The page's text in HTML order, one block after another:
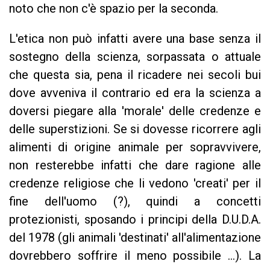
noto che non c'è spazio per la seconda.
L'etica non può infatti avere una base senza il
sostegno della scienza, sorpassata o attuale
che questa sia, pena il ricadere nei secoli bui
dove avveniva il contrario ed era la scienza a
doversi piegare alla 'morale' delle credenze e
delle superstizioni. Se si dovesse ricorrere agli
alimenti di origine animale per sopravvivere,
non resterebbe infatti che dare ragione alle
credenze religiose che li vedono 'creati' per il
fine dell'uomo (?), quindi a concetti
protezionisti, sposando i principi della D.U.D.A.
del 1978 (gli animali 'destinati' all'alimentazione
dovrebbero soffrire il meno possibile ...). La